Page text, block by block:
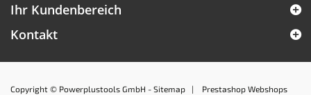
Ihr Kundenbereich
Kontakt
Copyright © Powerplustools GmbH - Sitemap | Prestashop Webshops